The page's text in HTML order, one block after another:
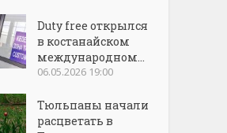
Duty free открылся
в костанайском
международном...
06.05.2026 19:00
Тюльпаны начали
расцветать в